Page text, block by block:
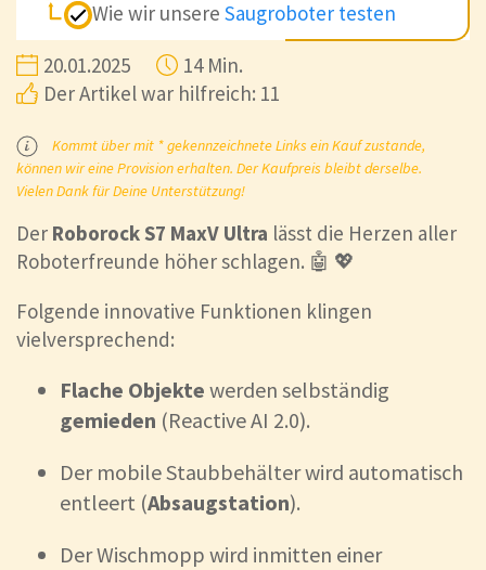
Wie wir unsere Saugroboter testen
20.01.2025
14 Min.
Der Artikel war hilfreich: 11
Kommt über mit * gekennzeichnete Links ein Kauf zustande,
können wir eine Provision erhalten. Der Kaufpreis bleibt derselbe.
Vielen Dank für Deine Unterstützung!
Der Roborock S7 MaxV Ultra lässt die Herzen aller
Roboterfreunde höher schlagen. 🤖 💖
Folgende innovative Funktionen klingen
vielversprechend:
Flache Objekte werden selbständig
gemieden (Reactive AI 2.0).
Der mobile Staubbehälter wird automatisch
entleert (Absaugstation).
Der Wischmopp wird inmitten einer